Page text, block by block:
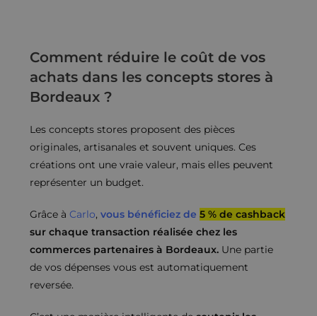
Comment réduire le coût de vos
achats dans les concepts stores à
Bordeaux ?
Les concepts stores proposent des pièces
originales, artisanales et souvent uniques. Ces
créations ont une vraie valeur, mais elles peuvent
représenter un budget.
Grâce àCarlo,vous bénéficiez de5 % de cashback
sur chaque transaction réalisée chez les
commerces partenaires à Bordeaux. Une partie
de vos dépenses vous est automatiquement
reversée.